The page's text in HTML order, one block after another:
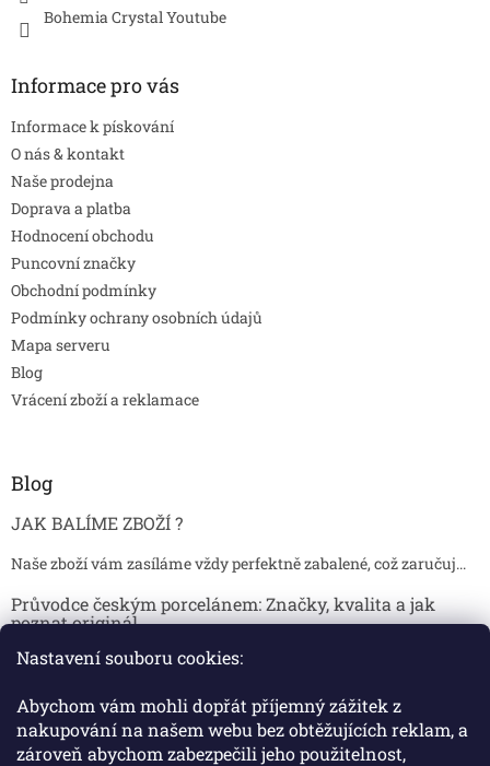
Nastavení souboru cookies:
Abychom vám mohli dopřát příjemný zážitek z
nakupování na našem webu bez obtěžujících reklam, a
zároveň abychom zabezpečili jeho použitelnost,
Bohemia Crystal Youtube
Informace pro vás
Informace k pískování
O nás & kontakt
Naše prodejna
Doprava a platba
Hodnocení obchodu
Puncovní značky
Obchodní podmínky
Podmínky ochrany osobních údajů
Mapa serveru
Blog
Vrácení zboží a reklamace
Blog
JAK BALÍME ZBOŽÍ ?
Naše zboží vám zasíláme vždy perfektně zabalené, což zaručuj...
Průvodce českým porcelánem: Značky, kvalita a jak
poznat originál
Proč je český porcelán tak ceněný Český porcelán patří dlou...
Jak skladovat broušené sklenice, aby se nepoškodily?
Broušené sklenice jsou symbolem elegance, tradice a luxusu. ...